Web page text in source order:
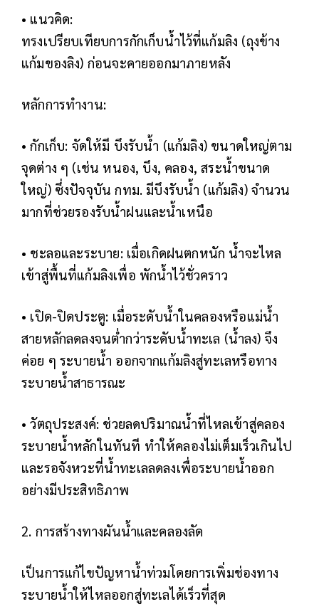
• แนวคิด:
ทรงเปรียบเทียบการกักเก็บน้ำไว้ที่แก้มลิง (ถุงข้าง
แก้มของลิง) ก่อนจะคายออกมาภายหลัง
หลักการทำงาน:
• กักเก็บ: จัดให้มี บึงรับน้ำ (แก้มลิง) ขนาดใหญ่ตาม
จุดต่าง ๆ (เช่น หนอง, บึง, คลอง, สระน้ำขนาด
ใหญ่) ซึ่งปัจจุบัน กทม. มีบึงรับน้ำ (แก้มลิง) จำนวน
มากที่ช่วยรองรับน้ำฝนและน้ำเหนือ
• ชะลอและระบาย: เมื่อเกิดฝนตกหนัก น้ำจะไหล
เข้าสู่พื้นที่แก้มลิงเพื่อ พักน้ำไว้ชั่วคราว
• เปิด-ปิดประตู: เมื่อระดับน้ำในคลองหรือแม่น้ำ
สายหลักลดลงจนต่ำกว่าระดับน้ำทะเล (น้ำลง) จึง
ค่อย ๆ ระบายน้ำ ออกจากแก้มลิงสู่ทะเลหรือทาง
ระบายน้ำสาธารณะ
• วัตถุประสงค์: ช่วยลดปริมาณน้ำที่ไหลเข้าสู่คลอง
ระบายน้ำหลักในทันที ทำให้คลองไม่เต็มเร็วเกินไป
และรอจังหวะที่น้ำทะเลลดลงเพื่อระบายน้ำออก
อย่างมีประสิทธิภาพ
2. การสร้างทางผันน้ำและคลองลัด
เป็นการแก้ไขปัญหาน้ำท่วมโดยการเพิ่มช่องทาง
ระบายน้ำให้ไหลออกสู่ทะเลได้เร็วที่สุด